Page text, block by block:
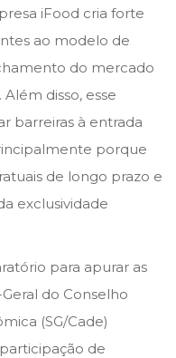
iFood cria forte
ao modelo de
do mercado
disso, esse
barreiras à entrada
porque
de longo prazo e
exclusividade
para apurar as
do Conselho
(SG/Cade)
de